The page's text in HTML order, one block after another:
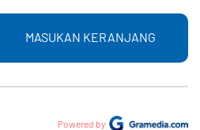
MASUKAN KERANJANG
Powered by